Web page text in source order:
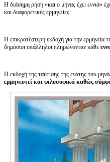
Η διάσημη ρήση «και ο μήνας έχει εννιά»
και διαφορετικές ερμηνείες.
Η επικρατέστερη εκδοχή για την ερμηνεία
δημόσιοι υπάλληλοι πληρώνονταν κάθε
Η εκδοχή της ταύτισης της ενάτης του
ερμηνευτεί και φιλοσοφικά καθώς